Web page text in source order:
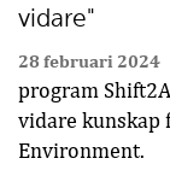
vidare"
28 februari 2024
program
vidare kunskap
Environment.